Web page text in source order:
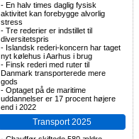
- En halv times daglig fysisk
aktivitet kan forebygge alvorlig
stress
- Tre rederier er indstillet til
diversitetspris
- Islandsk rederi-koncern har taget
nyt kølehus i Aarhus i brug
- Finsk rederi med ruter til
Danmark transporterede mere
gods
- Optaget på de maritime
uddannelser er 17 procent højere
end i 2022
Transport 2025